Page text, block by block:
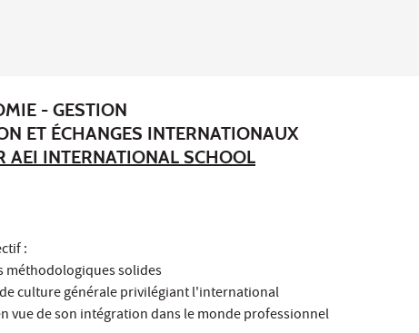
- GESTION
ET ÉCHANGES INTERNATIONAUX
AEI INTERNATIONAL SCHOOL
:
méthodologiques solides
culture générale privilégiant l'international
vue de son intégration dans le monde professionnel